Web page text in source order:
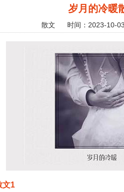
岁月的冷暖
散文 时间：2023-10-
文1